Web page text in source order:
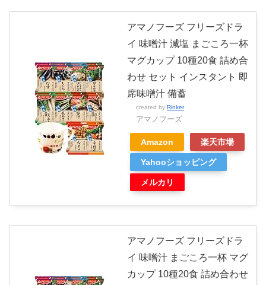
アマノフーズ フリーズドラ
イ 味噌汁 減塩 まごころ一杯
マグカップ 10種20食 詰め合
わせ セット インスタント 即
席味噌汁 備蓄
created by Rinker
アマノフーズ
Amazon 楽天市場
Yahooショッピング
メルカリ
アマノフーズ フリーズドラ
イ 味噌汁 まごころ一杯 マグ
カップ 10種20食 詰め合わせ